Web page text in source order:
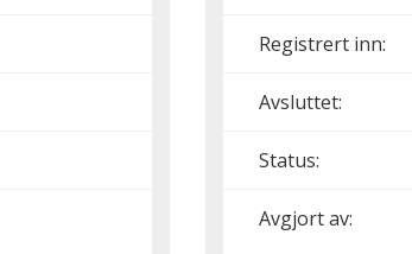
Registrert inn:
Avsluttet:
Status:
Avgjort av: